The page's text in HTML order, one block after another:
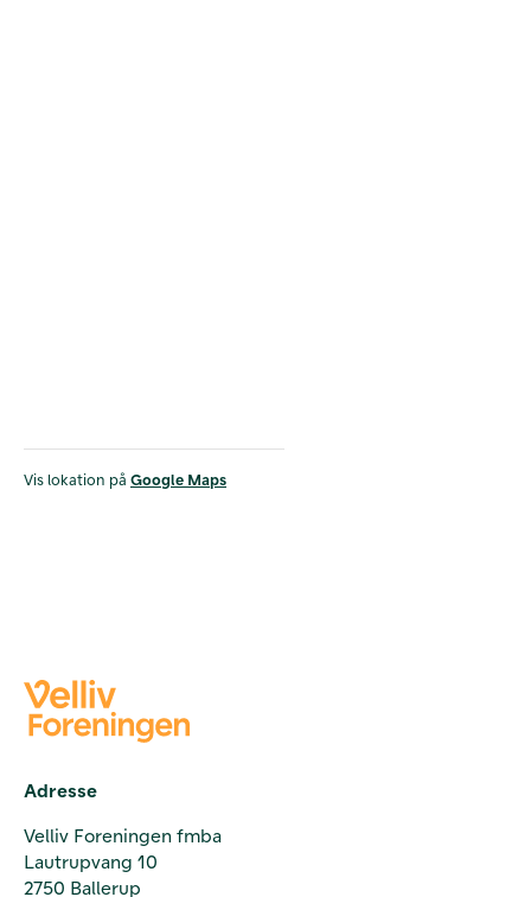
Vis lokation på Google Maps
Adresse
Velliv Foreningen fmba
Lautrupvang 10
2750 Ballerup